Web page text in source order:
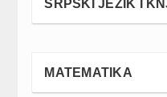
SRPSKI JEZIK I
MATEMATIKA